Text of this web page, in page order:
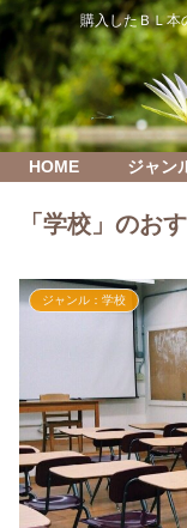
購入したＢＬ本
HOME ジャン
「学校」のお
ジャンル：学校